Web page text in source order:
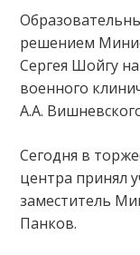
решением
Сергея Шойгу
военного
А.А.
Сегодня в
центра принял
заместитель
Панков.